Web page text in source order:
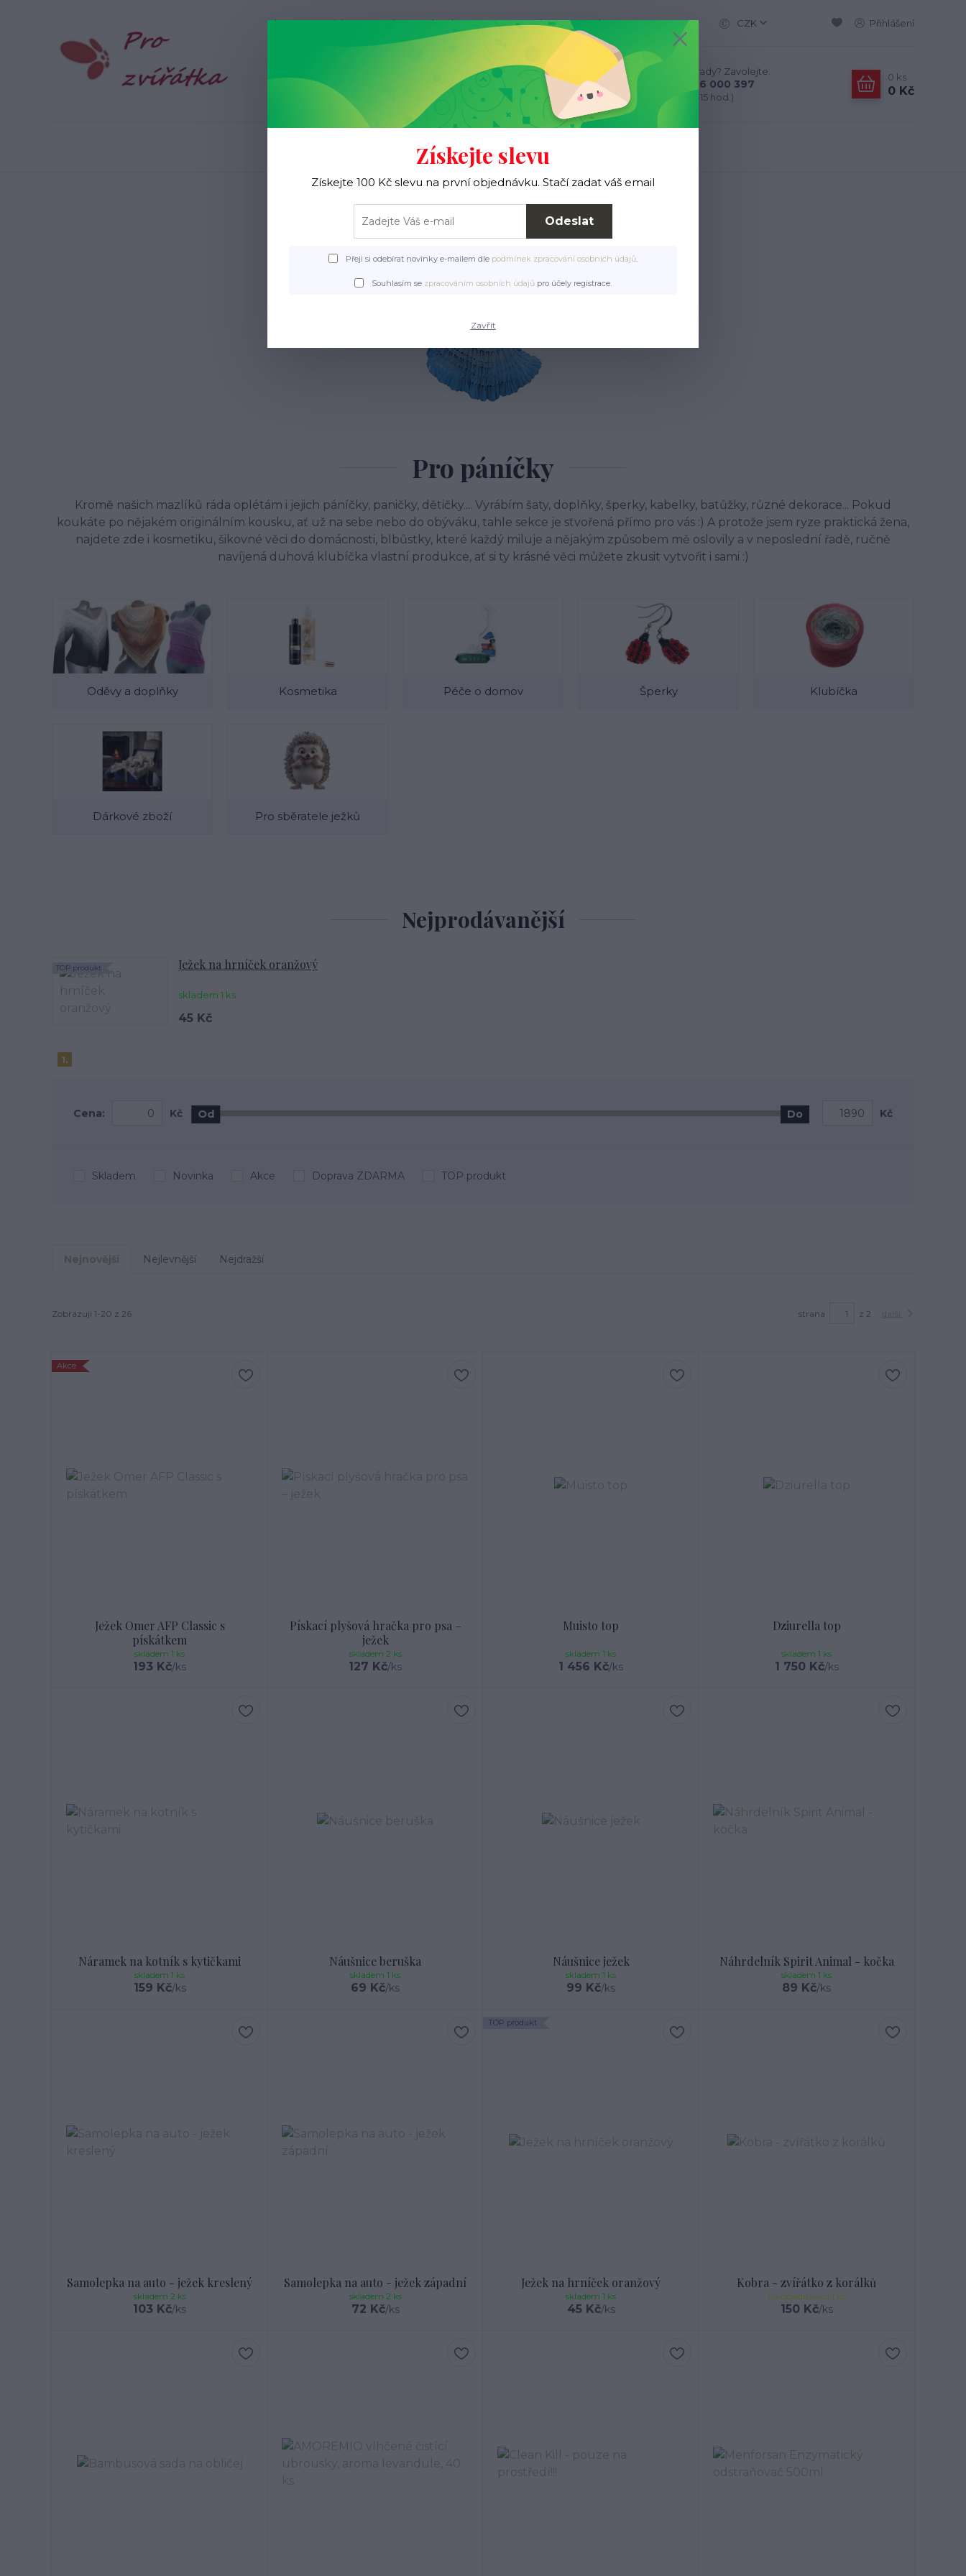
Blog Novinky O nás Jak nakupovat Kontakty Více CZK Přihlášení
Hledat
Nevíte si rady? Zavolejte.
+420 776 000 397
(Po-Pá, 9-15 hod.)
0 ks
0 Kč
Pro pejsky
Úvod Pro páníčky
Pro páníčky
Kromě našich mazlíků ráda oplétám i jejich páníčky, paničky, dětičky.... Vyrábím šaty, doplňky, šperky, kabelky, batůžky, různé dekorace... Pokud
koukáte po nějakém originálním kousku, ať už na sebe nebo do obýváku, tahle sekce je stvořená přímo pro vás :) A protože jsem ryze praktická žena,
najdete zde i kosmetiku, šikovné věci do domácnosti, blbůstky, které každý miluje a nějakým způsobem mě oslovily a v neposlední řadě, ručně
navíjená duhová klubíčka vlastní produkce, ať si ty krásné věci můžete zkusit vytvořit i sami :)
Oděvy a doplňky Kosmetika Péče o domov Šperky Klubíčka
Dárkové zboží Pro sběratele ježků
Nejprodávanější
1.
Ježek na hrníček oranžový
skladem 1 ks
TOP produkt
45 Kč
Cena: Kč Od Do Kč
Skladem Novinka Akce Doprava ZDARMA TOP produkt
Nejnovější Nejlevnější Nejdražší
Zobrazuji 1-20 z 26 strana z 2 další
Akce
Ježek Omer AFP Classic s
pískátkem
193 Kč/ks
skladem 1 ks
Pískací plyšová hračka pro psa –
ježek
127 Kč/ks
skladem 2 ks
Muisto top
1 456 Kč/ks
skladem 1 ks
Dziurella top
1 750 Kč/ks
skladem 1 ks
Náramek na kotník s kytičkami
159 Kč/ks
skladem 1 ks
Náušnice beruška
69 Kč/ks
skladem 1 ks
Náušnice ježek
99 Kč/ks
skladem 1 ks
Náhrdelník Spirit Animal - kočka
89 Kč/ks
skladem 1 ks
Samolepka na auto - ježek kreslený
103 Kč/ks
skladem 2 ks
Samolepka na auto - ježek západní
72 Kč/ks
skladem 2 ks
TOP produkt
Ježek na hrníček oranžový
45 Kč/ks
skladem 1 ks
Kobra - zvířátko z korálků
150 Kč/ks
na objednávku 1 ks
Získejte slevu
Získejte 100 Kč slevu na první objednávku. Stačí zadat váš email
Odeslat
Přeji si odebírat novinky e-mailem dle podmínek zpracování osobních údajů.
Souhlasím se zpracováním osobních údajů pro účely registrace.
Zavřít